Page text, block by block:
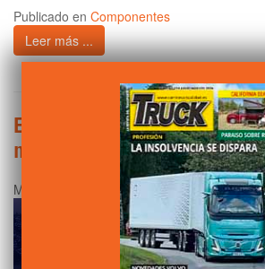
Publicado en Componentes
Leer más ...
Eurowag refuerza su
mujer en el transporte
Miércoles, 25 Febrero 2026 00:59